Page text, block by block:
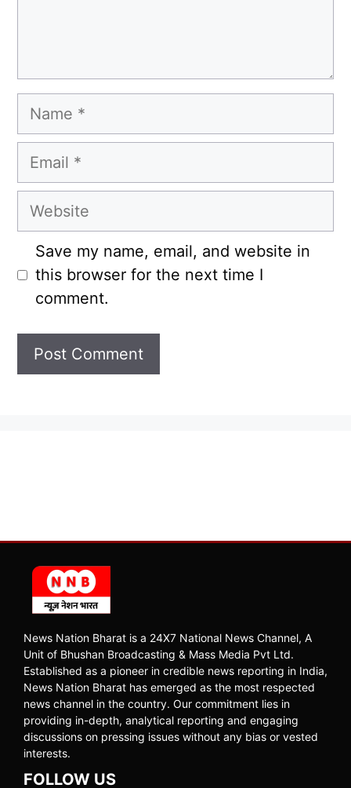
Name
Email
Website
Save my name, email, and website in
this browser for the next time I
comment.
News Nation Bharat is a 24X7 National News Channel, A
Unit of Bhushan Broadcasting & Mass Media Pvt Ltd.
Established as a pioneer in credible news reporting in India,
News Nation Bharat has emerged as the most respected
news channel in the country. Our commitment lies in
providing in-depth, analytical reporting and engaging
discussions on pressing issues without any bias or vested
interests.
FOLLOW US